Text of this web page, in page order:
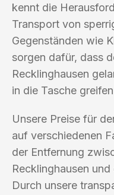
kennt die
Transport von
Gegenständen wie
sorgen dafür, dass
Recklinghausen
in die Tasche
Unsere Preise für
auf verschiedenen
der Entfernung
Recklinghausen
Durch unsere